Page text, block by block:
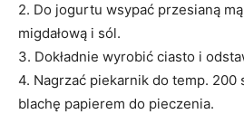
2. Do jogurtu wsypać przesianą
migdałową i sól.
3. Dokładnie wyrobić ciasto i
4. Nagrzać piekarnik do temp. 200
blachę papierem do pieczenia.